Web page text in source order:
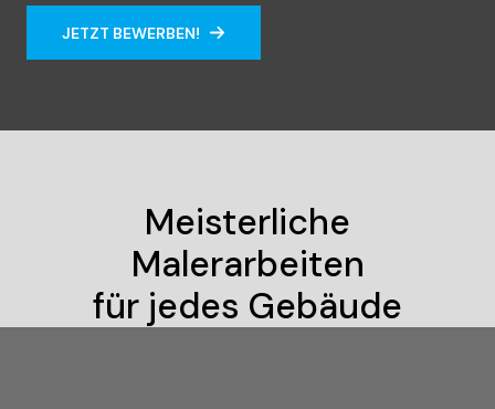
JETZT BEWERBEN!
Meisterliche
Malerarbeiten
für jedes Gebäude